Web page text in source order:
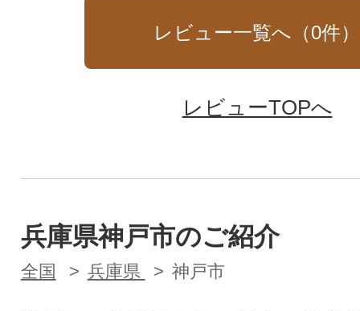
レビュー一覧へ（0件）
レビューTOPへ
兵庫県神戸市のご紹介
全国 兵庫県 神戸市